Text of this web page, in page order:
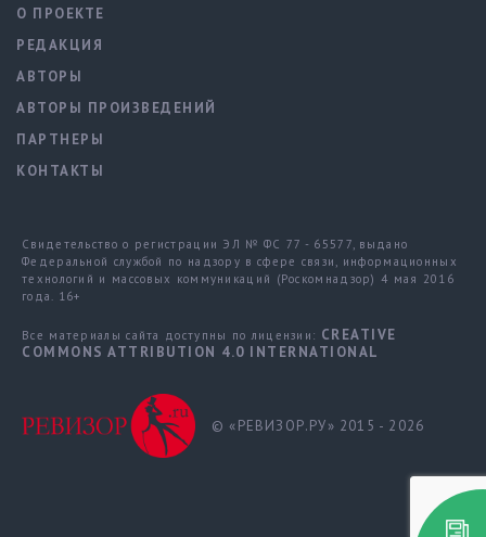
О ПРОЕКТЕ
РЕДАКЦИЯ
АВТОРЫ
АВТОРЫ ПРОИЗВЕДЕНИЙ
ПАРТНЕРЫ
КОНТАКТЫ
Свидетельство о регистрации ЭЛ № ФС 77 - 65577, выдано
Федеральной службой по надзору в сфере связи, информационных
технологий и массовых коммуникаций (Роскомнадзор) 4 мая 2016
года. 16+
Все материалы сайта доступны по лицензии: CREATIVE
COMMONS ATTRIBUTION 4.0 INTERNATIONAL
© «РЕВИЗОР.РУ» 2015 - 2026